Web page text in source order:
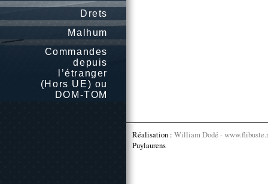
Drets
Malhum
Commandes
depuis
l’étranger
(Hors UE) ou
DOM-TOM
Réalisation : William Dodé -
Puylaurens